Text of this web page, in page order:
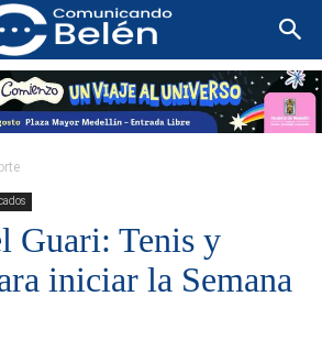
Guari: Tenis y
iniciar la Semana